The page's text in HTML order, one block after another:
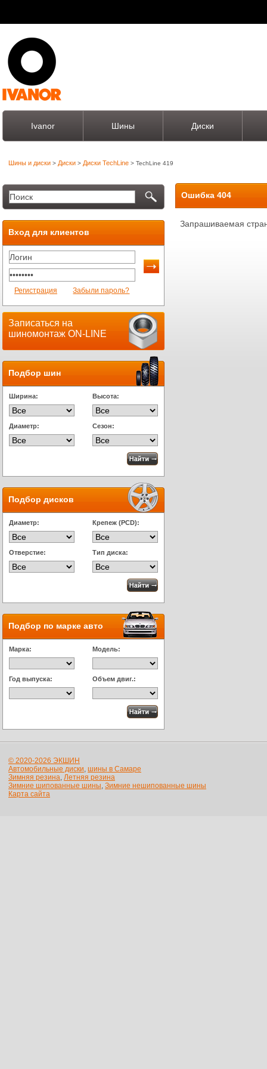
Ivanor Шины Диски
Шины и диски > Диски > Диски TechLine > TechLine 419
Вход для клиентов
Регистрация Забыли пароль?
Записаться на
шиномонтаж ON-LINE
Подбор шин
Ширина: Высота:
Диаметр: Сезон:
Подбор дисков
Диаметр: Крепеж (PCD):
Отверстие: Тип диска:
Подбор по марке авто
Марка: Модель:
Год выпуска: Объем двиг.:
Ошибка 404
Запрашиваемая
© 2020-2026 ЭКШИН
Автомобильные диски, шины в Самаре
Зимняя резина, Летняя резина
Зимние шипованные шины, Зимние нешипованные шины
Карта сайта